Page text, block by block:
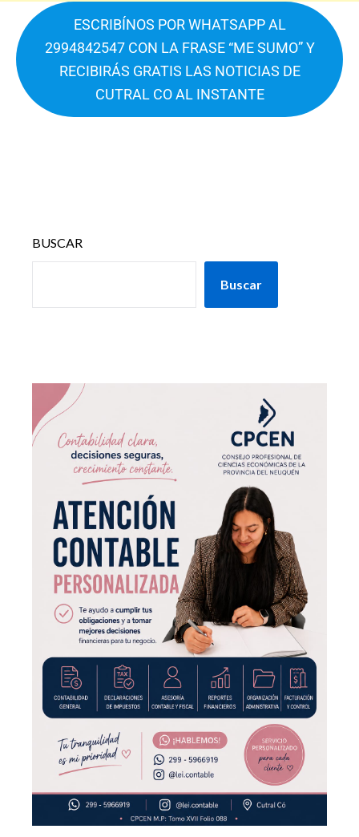
ESCRIBÍNOS POR WHATSAPP AL
2994842547 CON LA FRASE “ME SUMO” Y
RECIBIRÁS GRATIS LAS NOTICIAS DE
CUTRAL CO AL INSTANTE
BUSCAR
Buscar